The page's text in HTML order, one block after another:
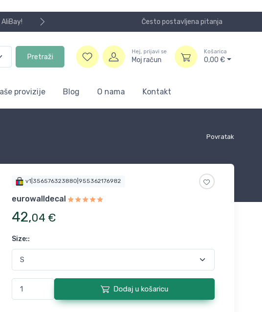
Često postavljena pitanja
Pretraži
Hej, prijavi se
Moj račun
Košarica
0,00 €
provizije Blog O nama Kontakt
Povratak
v1|356576323880|955362176982
eurowalldecal
42,04 €
Size::
Dodaj u košaricu